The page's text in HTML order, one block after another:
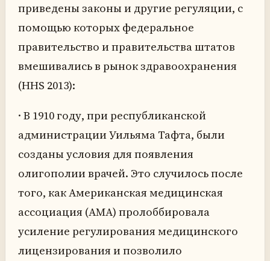
приведены законы и другие регуляции, с
помощью которых федеральное
правительство и правительства штатов
вмешивались в рынок здравоохранения
(HHS 2013):
· В 1910 году, при республиканской
администрации Уильяма Тафта, были
созданы условия для появления
олигополии врачей. Это случилось после
того, как Американская медицинская
ассоциация (АМА) пролоббировала
усиление регулирования медицинского
лицензирования и позволило